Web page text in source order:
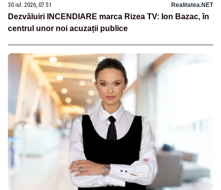
30 iul. 2026, 07:51 Realitatea.NET
Dezvăluiri INCENDIARE marca Rizea TV: Ion Bazac, în
centrul unor noi acuzații publice